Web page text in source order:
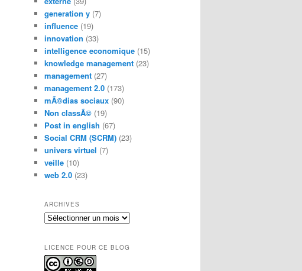
generation y (7)
influence (19)
innovation (33)
intelligence economique (15)
knowledge management (23)
management (27)
management 2.0 (173)
mÃ©dias sociaux (90)
Non classÃ© (19)
Post in english (67)
Social CRM (SCRM) (23)
univers virtuel (7)
veille (10)
web 2.0 (23)
ARCHIVES
Archives
LICENCE POUR CE BLOG